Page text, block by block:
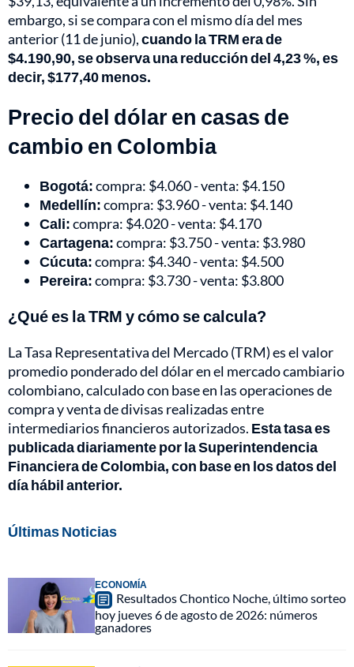
embargo, si se compara con el mismo día del mes
anterior (11 de junio),cuando la TRM era de
$4.190,90, se observa una reducción del 4,23 %, es
decir, $177,40 menos.
Precio del dólar en casas de
cambio en Colombia
Bogotá:compra: $4.060 - venta: $4.150
Medellín:compra: $3.960 - venta: $4.140
Cali:compra: $4.020 - venta: $4.170
Cartagena:compra: $3.750 - venta: $3.980
Cúcuta:compra: $4.340 - venta: $4.500
Pereira:compra: $3.730 - venta: $3.800
¿Qué es la TRM y cómo se calcula?
La Tasa Representativa del Mercado (TRM) es el valor
promedio ponderado del dólar en el mercado cambiario
colombiano, calculado con base en las operaciones de
compra y venta de divisas realizadas entre
intermediarios financieros autorizados. Esta tasa es
publicada diariamente por la Superintendencia
Financiera de Colombia, con base en los datos del
día hábil anterior.
Últimas Noticias
ECONOMÍA
Resultados Chontico Noche, último sorteo
hoy jueves 6 de agosto de 2026: números
ganadores